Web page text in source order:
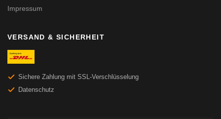
Impressum
VERSAND & SICHERHEIT
Sichere Zahlung mit SSL-Verschlüsselung
Datenschutz